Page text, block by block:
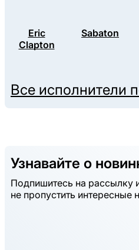
Eric
Clapton
Sabaton
Все исполнители
Узнавайте о
Подпишитесь на рассылку
не пропустить интересные